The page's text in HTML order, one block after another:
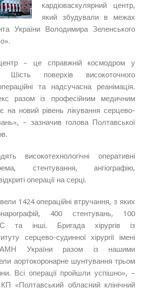
кардіоваскулярний центр,
який збудували в межах
України Володимира Зеленського
– це справжній космодром у
Шість поверхів високоточного
та надсучасна реанімація.
разом із професійним медичним
на новий рівень лікування серцево-
– зазначив голова Полтавської
високотехнологічні оперативні
стентування, ангіографію,
операції на серці.
1424 операційні втручання, з яких
400 стентувань, 100
та інші. Бригада хірургів із
серцево-судинної хірургії імені
України разом із нашими
аортокоронарне шунтування трьом
Всі операції пройшли успішно», –
«Полтавський обласний клінічний